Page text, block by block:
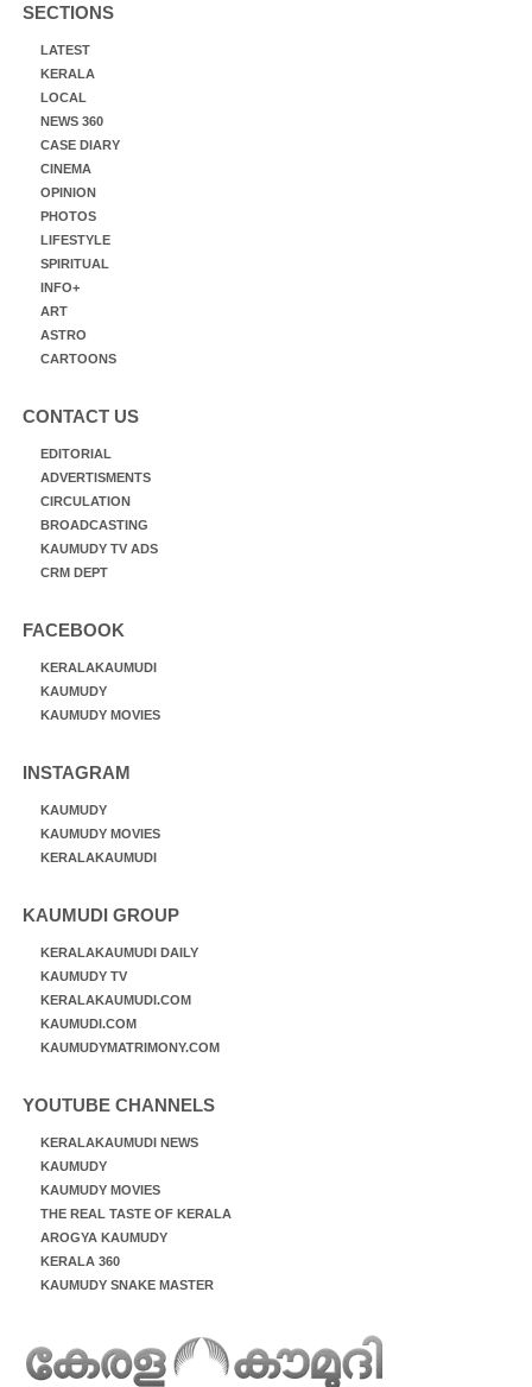
SECTIONS
LATEST
KERALA
LOCAL
NEWS 360
CASE DIARY
CINEMA
OPINION
PHOTOS
LIFESTYLE
SPIRITUAL
INFO+
ART
ASTRO
CARTOONS
CONTACT US
EDITORIAL
ADVERTISMENTS
CIRCULATION
BROADCASTING
KAUMUDY TV ADS
CRM DEPT
FACEBOOK
KERALAKAUMUDI
KAUMUDY
KAUMUDY MOVIES
INSTAGRAM
KAUMUDY
KAUMUDY MOVIES
KERALAKAUMUDI
KAUMUDI GROUP
KERALAKAUMUDI DAILY
KAUMUDY TV
KERALAKAUMUDI.COM
KAUMUDI.COM
KAUMUDYMATRIMONY.COM
YOUTUBE CHANNELS
KERALAKAUMUDI NEWS
KAUMUDY
KAUMUDY MOVIES
THE REAL TASTE OF KERALA
AROGYA KAUMUDY
KERALA 360
KAUMUDY SNAKE MASTER